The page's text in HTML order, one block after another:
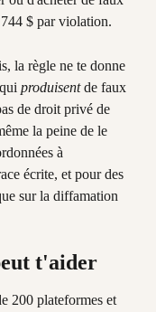
$ par violation.
la règle ne te donne
produisent de faux
de droit privé de
la peine de le
à
écrite, et pour des
sur la diffamation
t'aider
200 plateformes et